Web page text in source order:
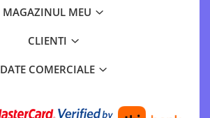
MAGAZINUL MEU
CLIENTI
DATE COMERCIALE